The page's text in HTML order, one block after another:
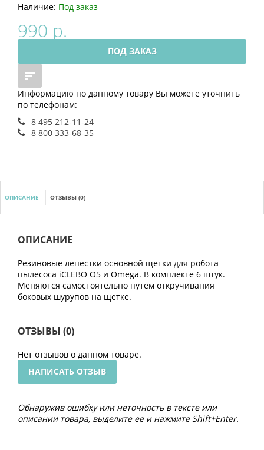
Наличие: Под заказ
990 р.
ПОД ЗАКАЗ
Информацию по данному товару Вы можете уточнить
по телефонам:
8 495 212-11-24
8 800 333-68-35
ОПИСАНИЕ ОТЗЫВЫ (0)
ОПИСАНИЕ
Резиновые лепестки основной щетки для робота
пылесоса iCLEBO O5 и Omega. В комплекте 6 штук.
Меняются самостоятельно путем откручивания
боковых шурупов на щетке.
ОТЗЫВЫ (0)
Нет отзывов о данном товаре.
НАПИСАТЬ ОТЗЫВ
Обнаружив ошибку или неточность в тексте или
описании товара, выделите ее и нажмите Shift+Enter.